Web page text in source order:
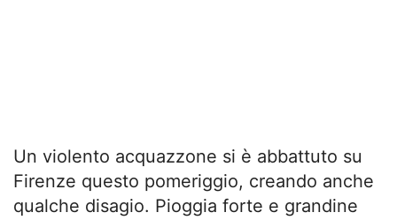
Un violento acquazzone si è abbattuto su
Firenze questo pomeriggio, creando anche
qualche disagio. Pioggia forte e grandine